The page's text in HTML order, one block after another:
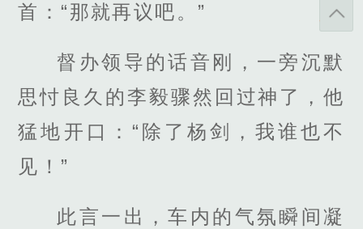
首：“那就再议吧。”
督办领导的话音刚，一旁沉默
思忖良久的李毅骤然回过神了，他
猛地开口：“除了杨剑，我谁也不
见！”
此言一出，车内的气氛瞬间凝